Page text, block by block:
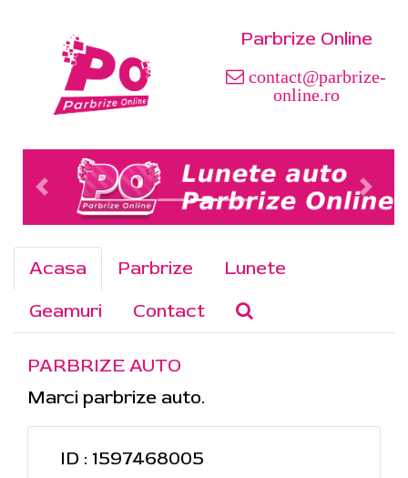
Parbrize Online
contact@parbrize-
online.ro
Acasa Parbrize
Lunete
Geamuri
Contact
PARBRIZE AUTO
Marci parbrize auto.
ID : 1597468005